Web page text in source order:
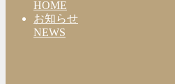
HOME
お知らせ
NEWS